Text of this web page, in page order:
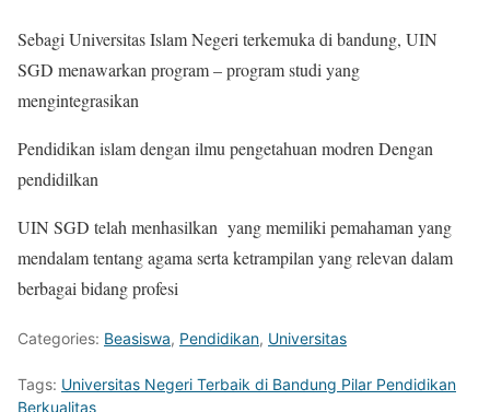
Sebagi Universitas Islam Negeri terkemuka di bandung, UIN
SGD menawarkan program – program studi yang
mengintegrasikan
Pendidikan islam dengan ilmu pengetahuan modren Dengan
pendidilkan
UIN SGD telah menhasilkan yang memiliki pemahaman yang
mendalam tentang agama serta ketrampilan yang relevan dalam
berbagai bidang profesi
Categories: Beasiswa, Pendidikan, Universitas
Tags: Universitas Negeri Terbaik di Bandung Pilar Pendidikan
Berkualitas